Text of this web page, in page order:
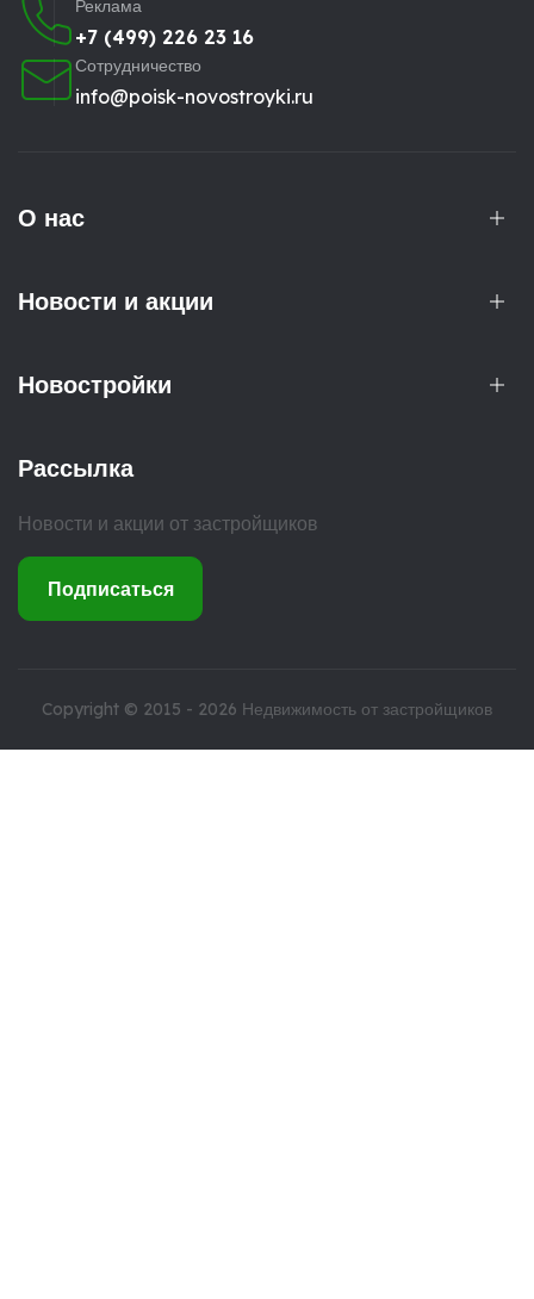
Реклама
+7 (499) 226 23 16
Сотрудничество
info@poisk-novostroyki.ru
О нас
Новости и акции
Новостройки
Рассылка
Новости и акции от застройщиков
Подписаться
Copyright © 2015 - 2026 Недвижимость от застройщиков